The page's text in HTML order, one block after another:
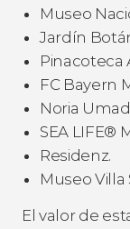
Museo
Jardín
Pinacoteca
FC Bayern
Noria
SEA LIFE®
Residenz.
Museo Villa
El valor de